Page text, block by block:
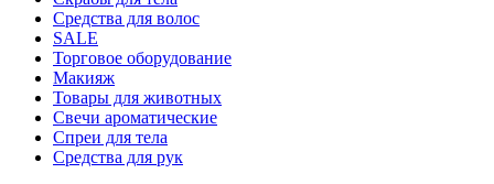
Средства для волос
SALE
Торговое оборудование
Макияж
Товары для животных
Свечи ароматические
Спреи для тела
Средства для рук